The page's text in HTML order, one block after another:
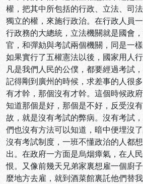
權，把其中所包括的行政、立法、司
獨立的權，來施行政治。在行政人員
行政務的大總統，立法機關就是國會
官，和彈劾與考試兩個機關，同是一樣
如果實行了五權憲法以後，國家用人行
凡是我們人民的公僕，都要經過考試
記得剛到廣州的時候，求差事的人很
有才幹，那個沒有才幹。這個時候政
知道那個是好，那個是不好，反受沒
故，就是沒有考試的弊病。沒有考試
們也沒有方法可以知道，暗中便埋沒
沒有考試制度，一班不懂政治的人都
出。在政府一方面是烏烟瘴氣，在人
恨。又像前幾天兄弟家裏想雇一個廚
麼地方去雇，就到酒菜館裏託他們替